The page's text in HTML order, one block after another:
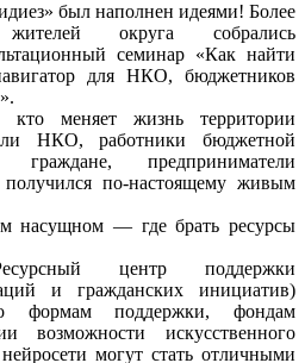
был наполнен идеями! Более
округа собрались
семинар «Как найти
для НКО, бюджетников
кто меняет жизнь территории
НКО, работники бюджетной
предприниматели
по-настоящему живым
насущном — где брать ресурсы
центр поддержки
и гражданских инициатив)
формам поддержки, фондам
возможности искусственного
могут стать отличными